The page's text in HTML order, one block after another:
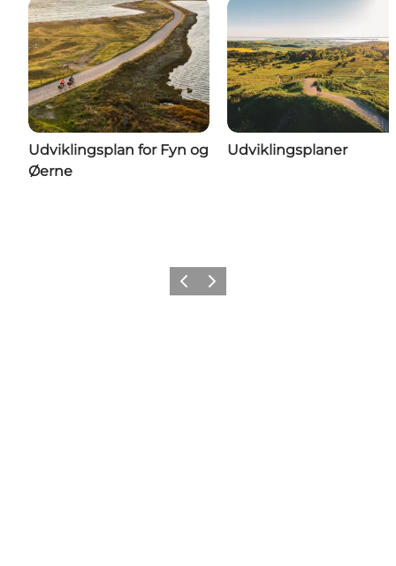
Udviklingsplan for Fyn og
Øerne
Udviklingsplaner
Forrige billede
Næste billede